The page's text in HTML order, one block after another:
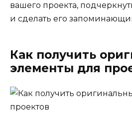
вашего проекта,
и сделать его
Как получить
элементы для